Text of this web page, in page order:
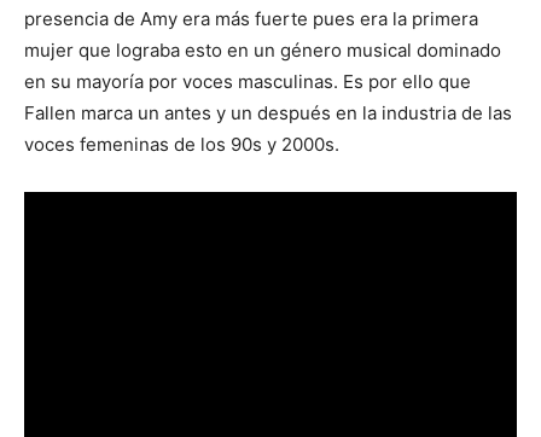
presencia de Amy era más fuerte pues era la primera
mujer que lograba esto en un género musical dominado
en su mayoría por voces masculinas. Es por ello que
Fallen marca un antes y un después en la industria de las
voces femeninas de los 90s y 2000s.